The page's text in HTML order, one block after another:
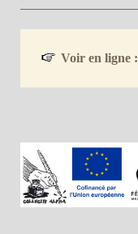
Voir en ligne :